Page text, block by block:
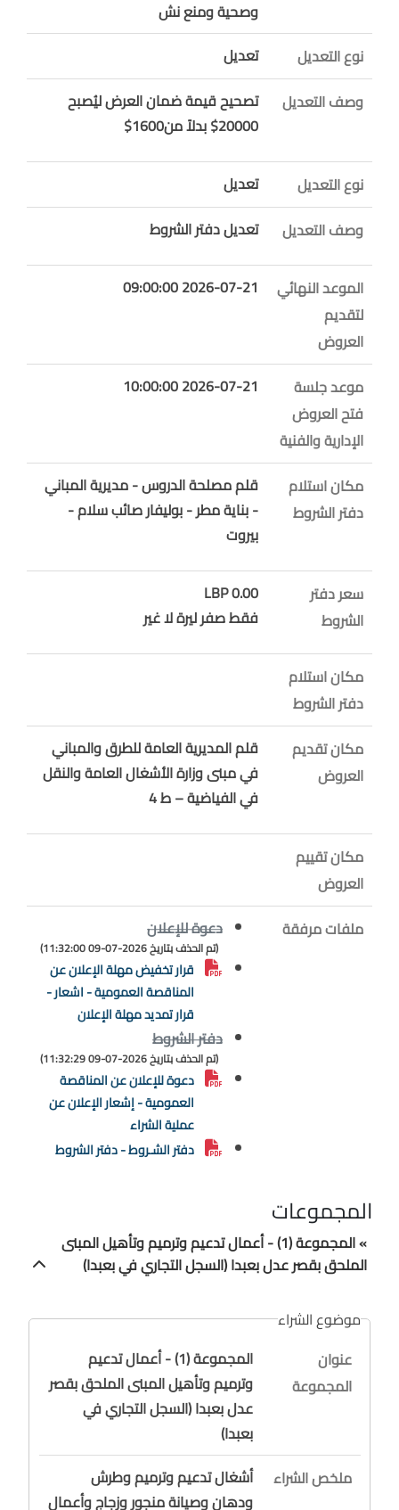
وصحية ومنع نش
نوع التعديل
تعديل
وصف التعديل
تصحيح قيمة ضمان العرض ليُصبح
20000$ بدلاً من1600$
نوع التعديل
تعديل
وصف التعديل
تعديل دفتر الشروط
الموعد النهائي
لتقديم
العروض
2026-07-21 09:00:00
موعد جلسة
فتح العروض
الإدارية والفنية
2026-07-21 10:00:00
مكان استلام
دفتر الشروط
قلم مصلحة الدروس - مديرية المباني
- بناية مطر - بوليفار صائب سلام -
بيروت
سعر دفتر
الشروط
0.00 LBP
فقط صفر ليرة لا غير
مكان استلام
دفتر الشروط
مكان تقديم
العروض
قلم المديرية العامة للطرق والمباني
في مبنى وزارة الأشغال العامة والنقل
في الفياضية – ط 4
مكان تقييم
العروض
ملفات مرفقة
دعوة للإعلان
(تم الحذف بتاريخ 2026-07-09 11:32:00)
قرار تخفيض مهلة الإعلان عن
المناقصة العمومية - اشعار -
قرار تمديد مهلة الإعلان
دفتر الشروط
(تم الحذف بتاريخ 2026-07-09 11:32:29)
دعوة للإعلان عن المناقصة
العمومية - إشعار الإعلان عن
عملية الشراء
دفتر الشـروط - دفتر الشروط
المجموعات
» المجموعة (1) - أعمال تدعيم وترميم وتأهيل المبنى
الملحق بقصر عدل بعبدا (السجل التجاري في بعبدا)
موضوع الشراء
عنوان
المجموعة
المجموعة (1) - أعمال تدعيم
وترميم وتأهيل المبنى الملحق بقصر
عدل بعبدا (السجل التجاري في
بعبدا)
ملخص الشراء
أشغال تدعيم وترميم وطرش
ودهان وصيانة منجور وزجاج وأعمال